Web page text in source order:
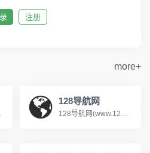
注册
more+
务，网站推广，友情链接分享
128导航网
128导航网(www.128dh.cn)分类目录，免费收录各行业优秀站点，为广大网友提供参考，致力成为站长推广网站的首选，用户自主提交，再由我们编辑、审核，形成网站索引，通过网站目录进行分类检索和关键词检索，魔司收录网努力打造互动新颖的高权重网站收录平台。